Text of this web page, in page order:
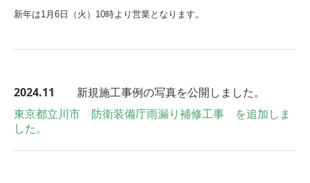
新年は1月6日（火）10時より営業となります。
2024.11
新規施工事例の写真を公開しました。
東京都立川市 防衛装備庁雨漏り補修工事 を追加しま
した。